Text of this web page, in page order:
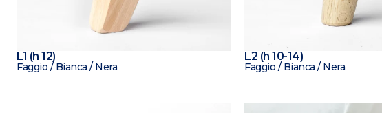
L1 (h 12)
Faggio / Bianca / Nera
L2 (h 10-14)
Faggio / Bianca / Nera